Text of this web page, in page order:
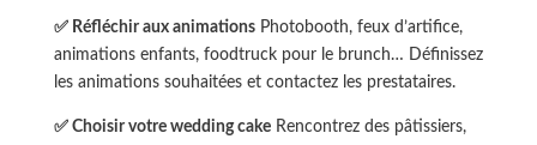
✅ Réfléchir aux animationsPhotobooth, feux d’artifice,
animations enfants, foodtruck pour le brunch… Définissez
les animations souhaitées et contactez les prestataires.
✅ Choisir votre wedding cakeRencontrez des pâtissiers,